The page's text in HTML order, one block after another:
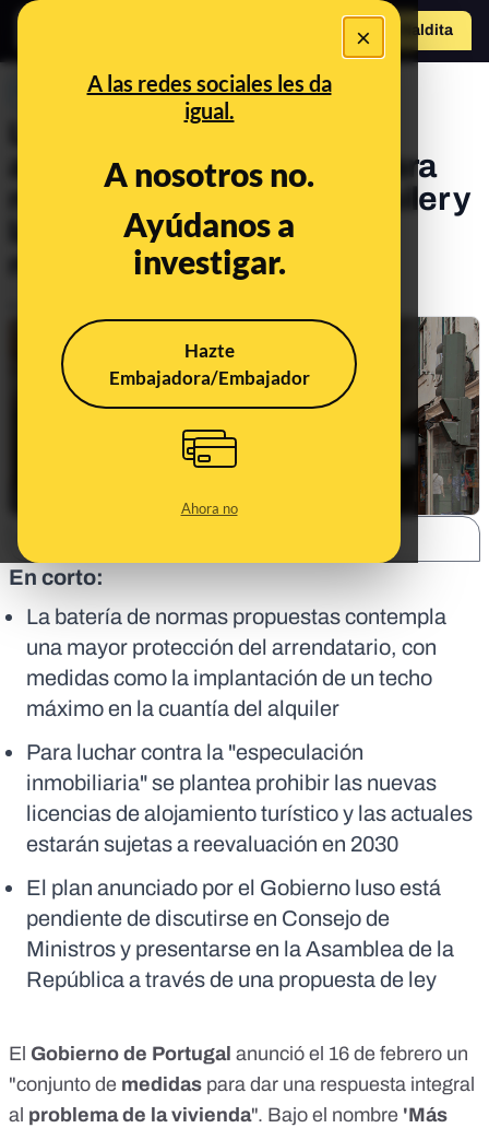
×
A las redes sociales les da
igual.
A nosotros no.
Ayúdanos a
investigar.
Hazte
Embajadora/Embajador
Ahora no
Hazte Maldito
PREBUNKING
Las nuevas medidas
anunciadas por Portugal para
regular el mercado del alquiler y
la vivienda: preguntas y
respuestas
En corto:
La batería de normas propuestas contempla
una mayor protección del arrendatario, con
medidas como la implantación de un techo
máximo en la cuantía del alquiler
Para luchar contra la "especulación
inmobiliaria" se plantea prohibir las nuevas
licencias de alojamiento turístico y las actuales
estarán sujetas a reevaluación en 2030
El plan anunciado por el Gobierno luso está
pendiente de discutirse en Consejo de
Ministros y presentarse en la Asamblea de la
República a través de una propuesta de ley
El Gobierno de Portugal anunció el 16 de febrero un
"conjunto de medidas para dar una respuesta integral
al problema de la vivienda". Bajo el nombre 'Más